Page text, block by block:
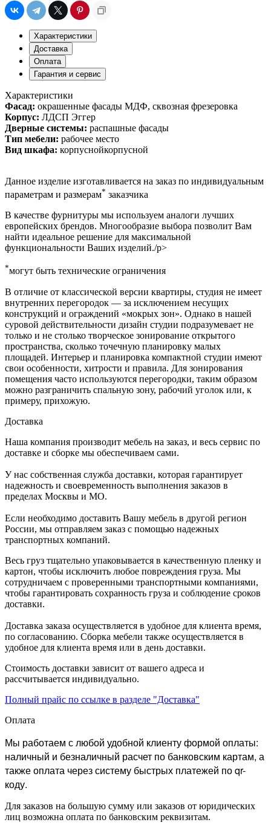
Характеристики
Доставка
Оплата
Гарантия и сервис
Характеристики
Фасад: окрашенные фасады МДФ, сквозная фрезеровка
Корпус: ЛДСП Эггер
Дверные системы: распашные фасады
Тип мебели: рабочее место
Вид шкафа: корпуснойкорпусной
Данное изделие изготавливается на заказ по индивидуальным
параметрам и размерам* заказчика
В качестве фурнитуры мы используем аналоги лучших
европейских брендов. Многообразие выбора позволит Вам
найти идеальное решение для максимальной
функциональности Ваших изделий./p>
*могут быть технические ограничения
В отличие от классической версии квартиры, студия не имеет
внутренних перегородок — за исключением несущих
конструкций и ограждений «мокрых зон». Однако в нашей
суровой действительности дизайн студии подразумевает не
только и не столько творческое зонирование открытого
пространства, сколько точечную планировку малых
площадей. Интерьер и планировка компактной студии имеют
свои особенности, хитрости и правила. Для зонирования
помещения часто используются перегородки, таким образом
можно разграничить спальную зону, рабочий уголок или, к
примеру, прихожую.
Доставка
Наша компания производит мебель на заказ, и весь сервис по
доставке и сборке мы обеспечиваем сами.
У нас собственная служба доставки, которая гарантирует
надежность и своевременность выполнения заказов в
пределах Москвы и МО.
Если необходимо доставить Вашу мебель в другой регион
России, мы отправляем заказ с помощью надежных
транспортных компаний.
Весь груз тщательно упаковывается в качественную пленку и
картон, чтобы исключить любое повреждения груза. Мы
сотрудничаем с проверенными транспортными компаниями,
чтобы гарантировать сохранность груза и соблюдение сроков
доставки.
Доставка заказа осуществляется в удобное для клиента время,
по согласованию. Сборка мебели также осуществляется в
удобное для клиента время или в день доставки.
Стоимость доставки зависит от вашего адреса и
рассчитывается индивидуально.
Полный прайс по ссылке в разделе "Доставка"
Оплата
Мы работаем с любой удобной клиенту формой оплаты:
наличный и безналичный расчет по банковским картам, а
также оплата через систему быстрых платежей по qr-
коду.
Для заказов на большую сумму или заказов от юридических
лиц возможна оплата по банковским реквизитам.